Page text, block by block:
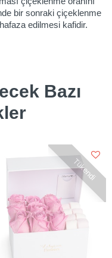
bir sonraki çiçeklenme
edilmesi kafidir.
Bazı
Tükendi